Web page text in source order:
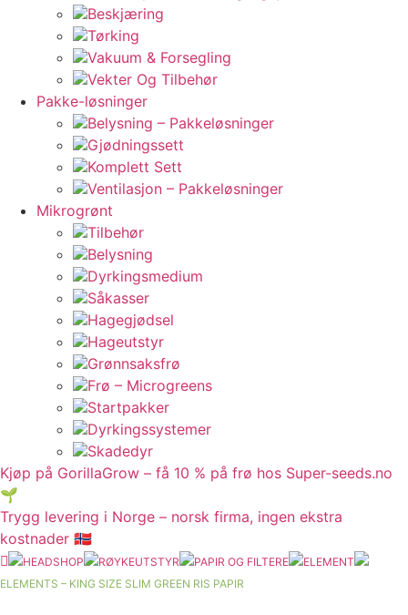
Beskjæring
Tørking
Vakuum & Forsegling
Vekter Og Tilbehør
Pakke-løsninger
Belysning – Pakkeløsninger
Gjødningssett
Komplett Sett
Ventilasjon – Pakkeløsninger
Mikrogrønt
Tilbehør
Belysning
Dyrkingsmedium
Såkasser
Hagegjødsel
Hageutstyr
Grønnsaksfrø
Frø – Microgreens
Startpakker
Dyrkingssystemer
Skadedyr
Kjøp på GorillaGrow – få 10 % på frø hos Super-seeds.no
🌱
Trygg levering i Norge – norsk firma, ingen ekstra
kostnader 🇳🇴
HEADSHOP RØYKEUTSTYR PAPIR OG FILTERE
ELEMENT
ELEMENTS – KING SIZE SLIM GREEN RIS PAPIR